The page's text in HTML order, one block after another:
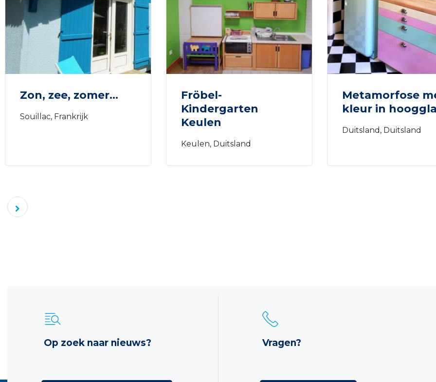
Zon, zee, zomer…
Souillac, Frankrijk
Fröbel-
Kindergarten
Keulen
Keulen, Duitsland
Metamorfose
kleur in
Duitsland, Duitsland
Op zoek naar nieuws? Vragen?